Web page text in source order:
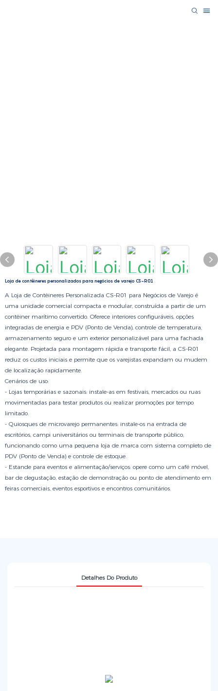
Loja de contêineres personalizados para negócios de varejo CS-R01
A Loja de Contêineres Personalizada CS-R01 para Negócios de Varejo é
uma unidade comercial compacta e modular, construída a partir de um
contêiner marítimo convertido. Oferece interiores configuráveis, opções
integradas de energia e PDV (Ponto de Venda), controle de temperatura,
armazenamento seguro e um exterior personalizável para uma fachada
elegante. Projetada para montagem rápida e transporte fácil, a CS-R01
reduz os custos iniciais e permite que os varejistas expandam ou mudem
de localização rapidamente.
Cenários de uso:
- Lojas temporárias e sazonais: instale-as em festivais, mercados ou ruas
movimentadas para testar produtos ou realizar promoções por tempo
limitado.
- Quiosques de microvarejo permanentes: instale-os na entrada de
escritórios, campi universitários ou terminais de transporte público,
funcionando como uma pequena loja de marca com sistema completo de
PDV (Ponto de Venda) e controle de estoque.
- Estande para eventos e alimentação/serviços: opere como um café móvel,
bar de degustação, estação de demonstração ou ponto de atendimento em
feiras comerciais, eventos esportivos e encontros comunitários.
Detalhes Do Produto